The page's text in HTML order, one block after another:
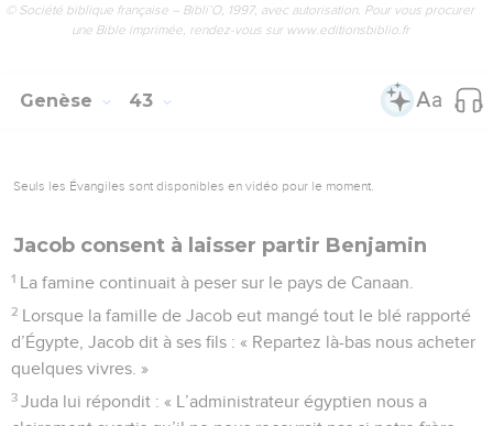
© Société biblique française – Bibli’O, 1997, avec autorisation. Pour vous procurer
une Bible imprimée, rendez-vous sur www.editionsbiblio.fr
Genèse 43
Seuls les Évangiles sont disponibles en vidéo pour le moment.
Jacob consent à laisser partir Benjamin
1 La famine continuait à peser sur le pays de Canaan.
2 Lorsque la famille de Jacob eut mangé tout le blé rapporté
d’Égypte, Jacob dit à ses fils : « Repartez là-bas nous acheter
quelques vivres. »
3 Juda lui répondit : « L’administrateur égyptien nous a